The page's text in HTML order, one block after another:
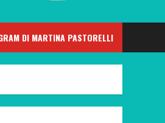
DI MARTINA PASTORELLI